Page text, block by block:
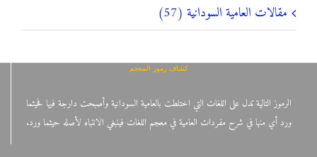
مقالات العامية السودانية (57)
كشاف رموز المعجم
الرموز التالية تدل على اللغات التي اختلطت بالعامية السودانية وأصبحت دارجة فيها فحيثما
ورد أي منها في شرح مفردات العامية في معجم اللغات فينبغي الانتباه لأصله حيثما ورد.